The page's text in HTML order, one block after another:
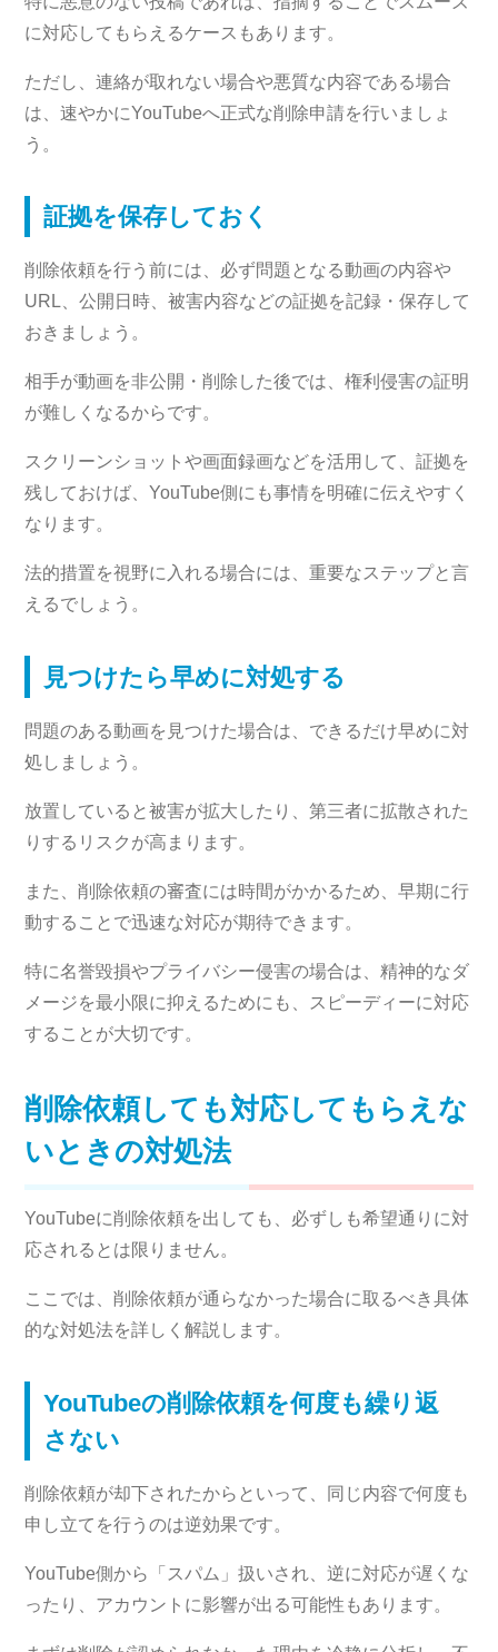
に対応してもらえるケースもあります。
ただし、連絡が取れない場合や悪質な内容である場合
は、速やかにYouTubeへ正式な削除申請を行いましょ
う。
証拠を保存しておく
削除依頼を行う前には、必ず問題となる動画の内容や
URL、公開日時、被害内容などの証拠を記録・保存して
おきましょう。
相手が動画を非公開・削除した後では、権利侵害の証明
が難しくなるからです。
スクリーンショットや画面録画などを活用して、証拠を
残しておけば、YouTube側にも事情を明確に伝えやすく
なります。
法的措置を視野に入れる場合には、重要なステップと言
えるでしょう。
見つけたら早めに対処する
問題のある動画を見つけた場合は、できるだけ早めに対
処しましょう。
放置していると被害が拡大したり、第三者に拡散された
りするリスクが高まります。
また、削除依頼の審査には時間がかかるため、早期に行
動することで迅速な対応が期待できます。
特に名誉毀損やプライバシー侵害の場合は、精神的なダ
メージを最小限に抑えるためにも、スピーディーに対応
することが大切です。
削除依頼しても対応してもらえな
いときの対処法
YouTubeに削除依頼を出しても、必ずしも希望通りに対
応されるとは限りません。
ここでは、削除依頼が通らなかった場合に取るべき具体
的な対処法を詳しく解説します。
YouTubeの削除依頼を何度も繰り返
さない
削除依頼が却下されたからといって、同じ内容で何度も
申し立てを行うのは逆効果です。
YouTube側から「スパム」扱いされ、逆に対応が遅くな
ったり、アカウントに影響が出る可能性もあります。